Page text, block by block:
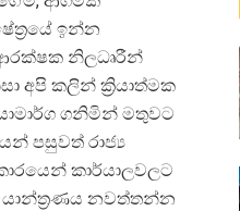
ඉන්න
නිලධෘරීන්
අපි කලින් ක්‍රියාත්මක
ගනිමින් මතුවට
පසුවත් රාජ්‍ය
කාර්යාලවලට
යාන්ත්‍රණය නවත්තන්න